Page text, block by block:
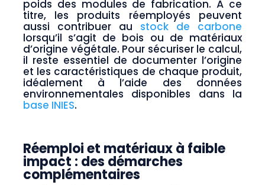
poids des modules de fabrication. À ce
titre, les produits réemployés peuvent
aussi contribuer au stock de carbone
lorsqu’il s’agit de bois ou de matériaux
d’origine végétale. Pour sécuriser le calcul,
il reste essentiel de documenter l’origine
et les caractéristiques de chaque produit,
idéalement à l’aide des données
environnementales disponibles dans la
base INIES.
Réemploi et matériaux à faible
impact : des démarches
complémentaires